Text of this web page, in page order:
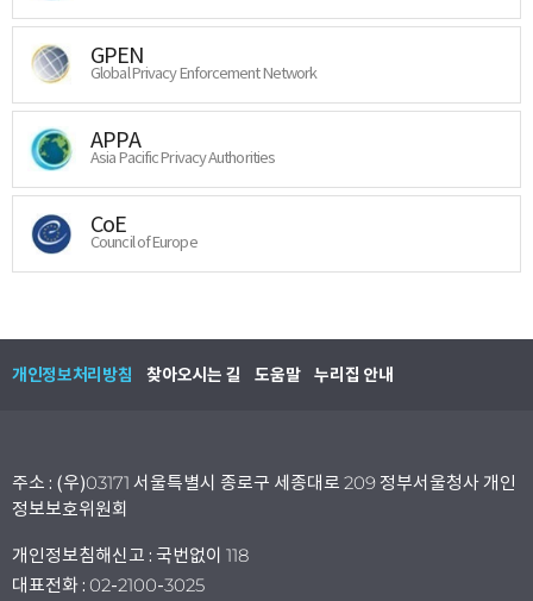
GPEN
Global Privacy Enforcement Network
APPA
Asia Pacific Privacy Authorities
CoE
Council of Europe
개인정보처리방침 찾아오시는 길 도움말 누리집 안내
주소 : (우)03171 서울특별시 종로구 세종대로 209 정부서울청사 개인
정보보호위원회
개인정보침해신고 : 국번없이 118
대표전화 : 02-2100-3025